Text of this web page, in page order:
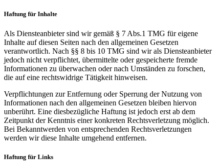
Haftung für Inhalte
Als Diensteanbieter sind wir gemäß § 7 Abs.1 TMG für eigene
Inhalte auf diesen Seiten nach den allgemeinen Gesetzen
verantwortlich. Nach §§ 8 bis 10 TMG sind wir als Diensteanbieter
jedoch nicht verpflichtet, übermittelte oder gespeicherte fremde
Informationen zu überwachen oder nach Umständen zu forschen,
die auf eine rechtswidrige Tätigkeit hinweisen.
Verpflichtungen zur Entfernung oder Sperrung der Nutzung von
Informationen nach den allgemeinen Gesetzen bleiben hiervon
unberührt. Eine diesbezügliche Haftung ist jedoch erst ab dem
Zeitpunkt der Kenntnis einer konkreten Rechtsverletzung möglich.
Bei Bekanntwerden von entsprechenden Rechtsverletzungen
werden wir diese Inhalte umgehend entfernen.
Haftung für Links